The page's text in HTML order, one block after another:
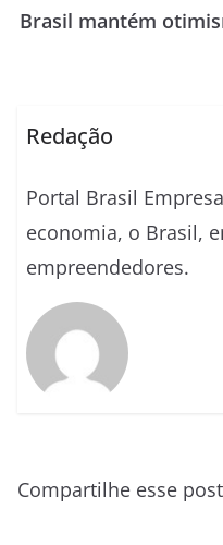
Brasil mantém
Redação
Portal Brasil
economia, o Brasil,
empreendedores.
Compartilhe esse